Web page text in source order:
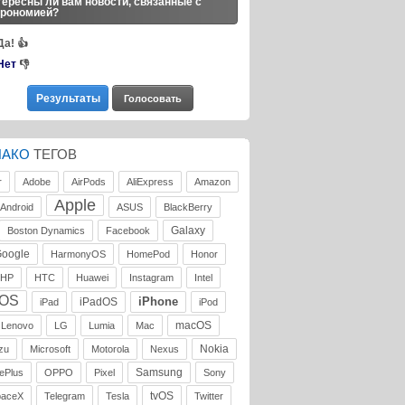
👍
👎
ТЕГОВ
Adobe AirPods AliExpress Amazon
Android Apple ASUS BlackBerry
Boston Dynamics Facebook
Galaxy
HarmonyOS HomePod Honor
HP HTC Huawei Instagram Intel
iPad iPadOS iPhone iPod
Lenovo LG Lumia Mac macOS
Microsoft Motorola Nexus Nokia
OPPO Pixel Samsung Sony
Telegram Tesla tvOS Twitter